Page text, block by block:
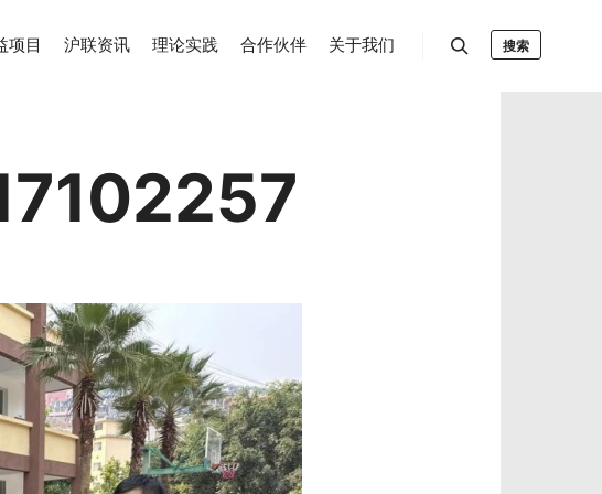
项目 沪联资讯 理论实践 合作伙伴 关于我们 搜索